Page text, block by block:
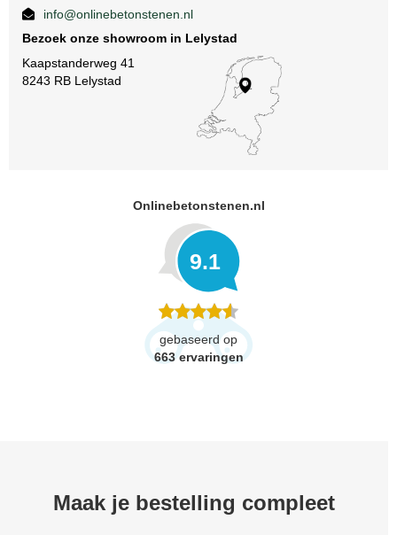
info@onlinebetonstenen.nl
Bezoek onze showroom in Lelystad
Kaapstanderweg 41
8243 RB Lelystad
Onlinebetonstenen.nl
9.1
gebaseerd op
663 ervaringen
Maak je bestelling compleet